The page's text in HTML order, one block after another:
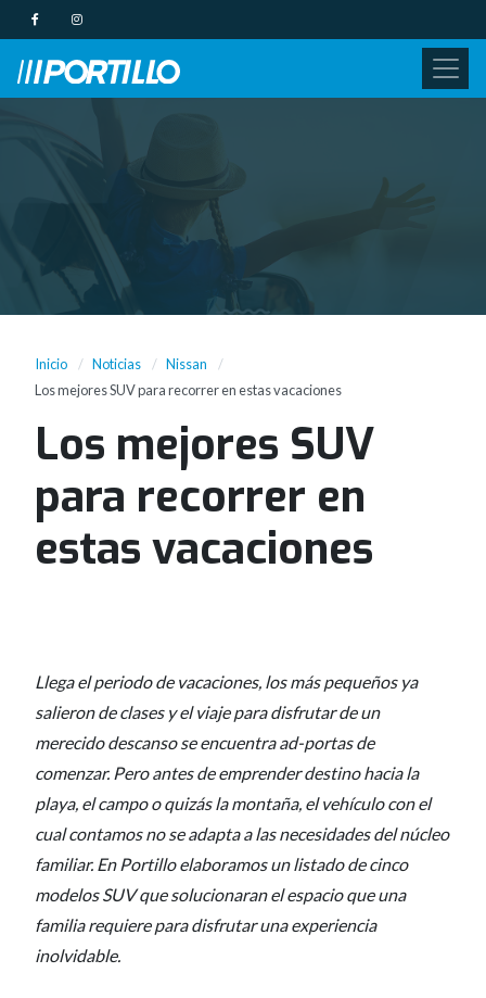
Inicio Noticias
Nissan
Los mejores SUV para recorrer en estas vacaciones
Los mejores SUV
para recorrer en
estas vacaciones
Llega el periodo de vacaciones, los más pequeños ya
salieron de clases y el viaje para disfrutar de un
merecido descanso se encuentra ad-portas de
comenzar. Pero antes de emprender destino hacia la
playa, el campo o quizás la montaña, el vehículo con el
cual contamos no se adapta a las necesidades del núcleo
familiar. En Portillo elaboramos un listado de cinco
modelos SUV que solucionaran el espacio que una
familia requiere para disfrutar una experiencia
inolvidable.